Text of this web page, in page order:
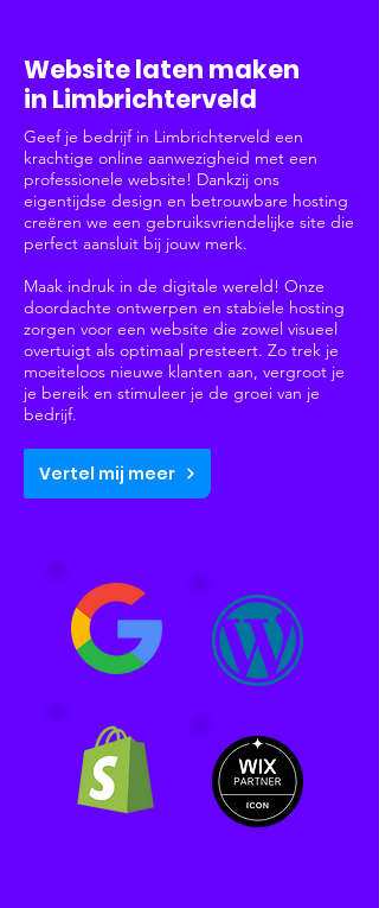
Website laten maken
in Limbrichterveld
Geef je bedrijf in Limbrichterveld een
krachtige online aanwezigheid met een
professionele website! Dankzij ons
eigentijdse design en betrouwbare hosting
creëren we een gebruiksvriendelijke site die
perfect aansluit bij jouw merk.
Maak indruk in de digitale wereld! Onze
doordachte ontwerpen en stabiele hosting
zorgen voor een website die zowel visueel
overtuigt als optimaal presteert. Zo trek je
moeiteloos nieuwe klanten aan, vergroot je
je bereik en stimuleer je de groei van je
bedrijf.
Vertel mij meer